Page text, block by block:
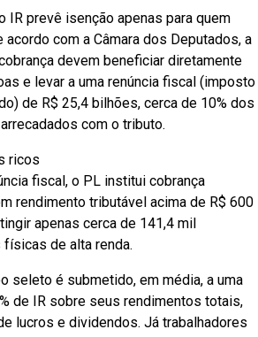
IR prevê isenção apenas para quem
acordo com a Câmara dos Deputados, a
devem beneficiar diretamente
e levar a uma renúncia fiscal (imposto
de R$ 25,4 bilhões, cerca de 10% dos
com o tributo.
ricos
fiscal, o PL institui cobrança
rendimento tributável acima de R$ 600
apenas cerca de 141,4 mil
de alta renda.
seleto é submetido, em média, a uma
de IR sobre seus rendimentos totais,
lucros e dividendos. Já trabalhadores